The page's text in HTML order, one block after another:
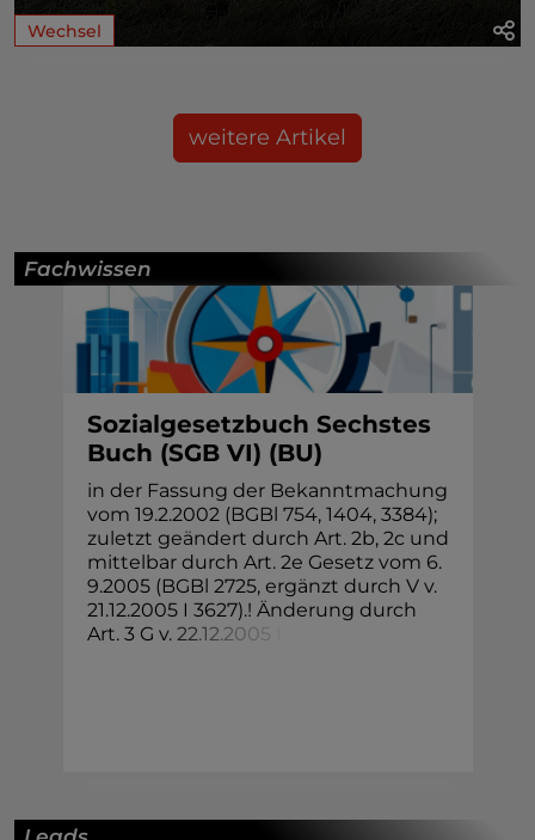
Wechsel
weitere Artikel
Fachwissen
Sozialgesetzbuch Sechstes
Buch (SGB VI) (BU)
in der Fassung der Bekanntmachung
vom 19.2.2002 (BGBl 754, 1404, 3384);
zuletzt geändert durch Art. 2b, 2c und
mittelbar durch Art. 2e Gesetz vom 6.
9.2005 (BGBl 2725, ergänzt durch V v.
21.12.2005 I 3627).! Änderung durch
Art. 3 G v. 22.12.2005